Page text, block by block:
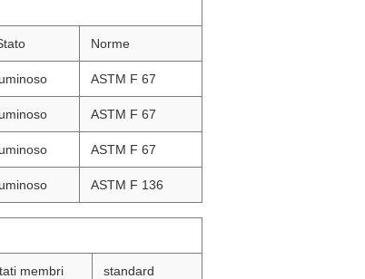
Norme
ASTM F 67
ASTM F 67
ASTM F 67
ASTM F 136
membri standard